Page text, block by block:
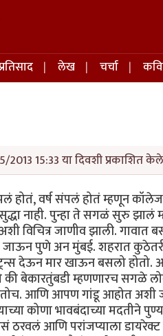
लेख चर्चा
2013 15:33 या दिवशी प्रकाशित
होतं, वर्ष संपलं होतं म्हणून
नाही. पुन्हा ते सगळं सुरु
अशी विचित्र जाणीव झाली.
पुणे अन मुंबई. शहरात कुठेतरी
देऊन मार खाऊन बसलो
की बेकारतुंबडी म्हणणारच
आणि आपण गांडू आहोत अशी
कोणा भावबंदाच्या मदतीने
ठरवलं आणि परांजप्याला